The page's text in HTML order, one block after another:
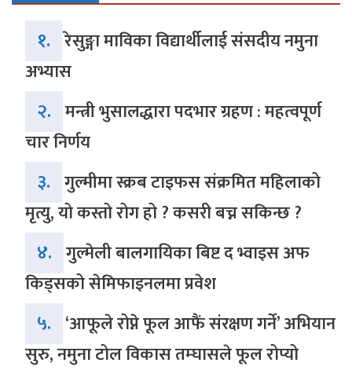
१. रेसुङ्गा माविका विद्यार्थीलाई संसदीय नमुना
अभ्यास
२. मन्त्री भुसालद्धारा पदभार ग्रहण : महत्वपूर्ण
चार निर्णय
३. गुल्मीमा स्क्रब टाइफस संक्रमित महिलाको
मृत्यु, यो कस्तो रोग हो ? कसरी बच्न सकिन्छ ?
४. गुल्मेली बालगायिका बिष्ट द भ्वाइस अफ
किड्सको सेमिफाइनलमा प्रवेश
५. ‘आफूले रोप्ने फूल आफैं संरक्षण गर्ने’ अभियान
सुरु, नमुना टोल विकास तम्घासले फूल रोप्यो